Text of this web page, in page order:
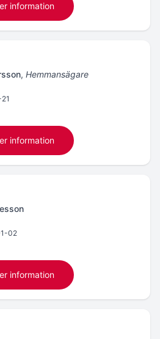
information
, Hemmansägare
information
02
information